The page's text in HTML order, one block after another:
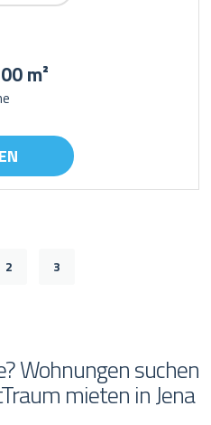
m²
2 3
Wohnungen suchen
mieten in Jena